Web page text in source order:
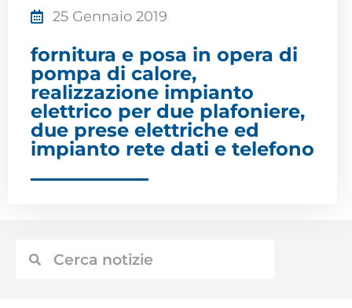
25 Gennaio 2019
fornitura e posa in opera di
pompa di calore,
realizzazione impianto
elettrico per due plafoniere,
due prese elettriche ed
impianto rete dati e telefono